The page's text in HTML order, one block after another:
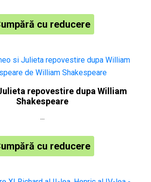
cu reducere
repovestire dupa William
Shakespeare
...
cu reducere